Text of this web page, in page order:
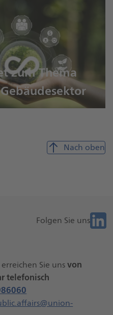
zum Thema
Nach oben
Folgen Sie uns
Sie
Sie unsvon
telefonisch